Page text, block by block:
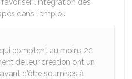
l'intégration des
dans l'emploi.
comptent au moins 20
de leur création ont un
avant d'être soumises à